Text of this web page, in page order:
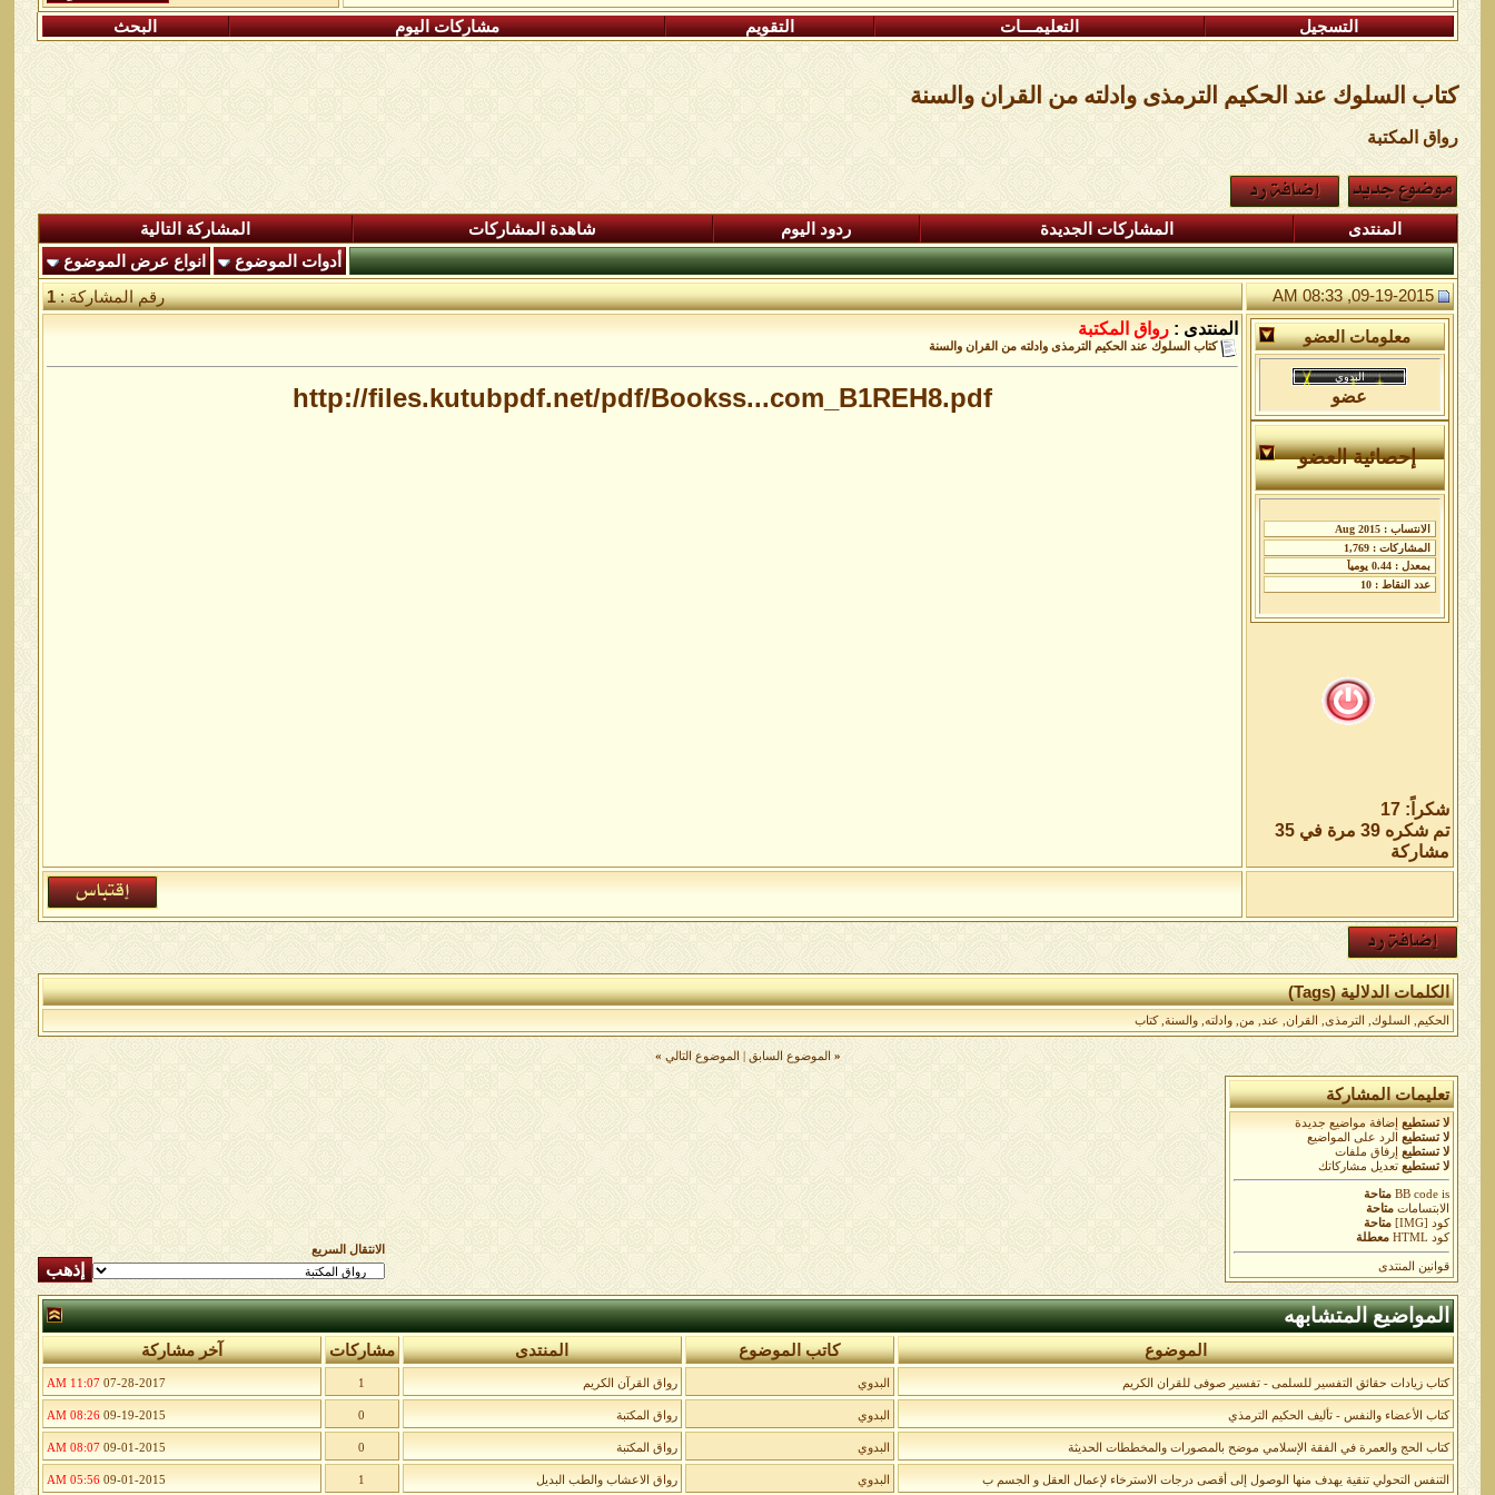
التسجيل التعليمـــات التقويم مشاركات اليوم البحث
كتاب السلوك عند الحكيم الترمذى وادلته من القران والسنة
رواق المكتبة
المنتدى المشاركات الجديدة ردود اليوم شاهدة المشاركات
المشاركة التالية
أدوات الموضوع
انواع عرض الموضوع
09-19-2015, 08:33 AM
رقم المشاركة :1
معلومات العضو
عضو
إحصائية العضو
شكراً: 17
تم شكره 39 مرة في 35
مشاركة
المنتدى : رواق المكتبة
كتاب السلوك عند الحكيم الترمذى وادلته من القران والسنة
http://files.kutubpdf.net/pdf/Bookss...com_B1REH8.pdf
الكلمات الدلالية (Tags)
الحكيم السلوك الترمذى القران عند من ,وادلته ,والسنة ,كتاب
« الموضوع السابق الموضوع التالي »
تعليمات المشاركة
لا تستطيع
إضافة مواضيع جديدة
لا تستطيع
الرد على المواضيع
لا تستطيع
إرفاق ملفات
لا تستطيع تعديل مشاركاتك
BB codeis
متاحة
الابتسامات متاحة
كود [IMG]
متاحة
كود HTML
معطلة
قوانين المنتدى
الانتقال السريع
المواضيع المتشابهه
الموضوع كاتب الموضوع المنتدى مشاركات آخر مشاركة
كتاب زيادات حقائق التفسير للسلمى - تفسير صوفى للقران الكريم البدوي رواق القرآن الكريم 1
07-28-2017
11:07 AM
كتاب الأعضاء والنفس - تأليف الحكيم الترمذي البدوي رواق المكتبة 0
09-19-2015
08:26 AM
كتاب الحج والعمرة في الفقة الإسلامي موضح بالمصورات والمخططات الحديثة البدوي رواق المكتبة 0
09-01-2015
08:07 AM
التنفس التحولي تنقية يهدف منها الوصول إلى أقصى درجات الاسترخاء لإعمال العقل و الجسم ب البدوي رواق الاعشاب والطب البديل 1
09-01-2015
05:56 AM